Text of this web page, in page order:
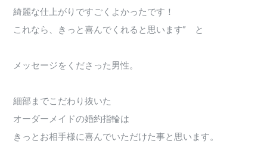
綺麗な仕上がりですごくよかったです！
これなら、きっと喜んでくれると思います” と
メッセージをくださった男性。
細部までこだわり抜いた
オーダーメイドの婚約指輪は
きっとお相手様に喜んでいただけた事と思います。